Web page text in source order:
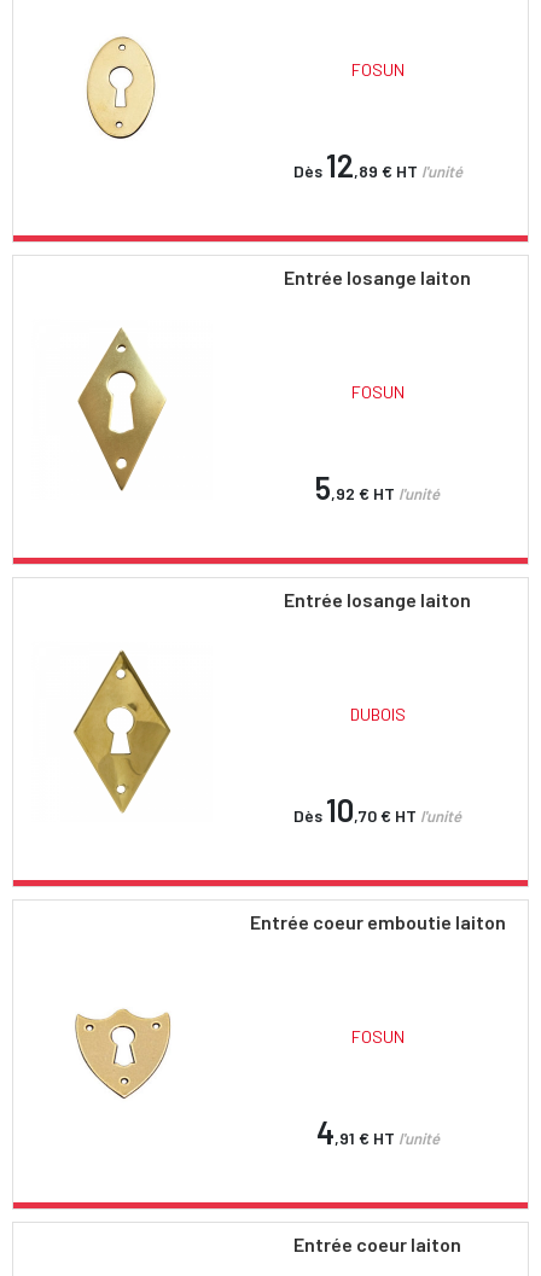
FOSUN
Dès 12,89 € HT l'unité
Entrée losange laiton
FOSUN
5,92 € HT l'unité
Entrée losange laiton
DUBOIS
Dès 10,70 € HT l'unité
Entrée coeur emboutie laiton
FOSUN
4,91 € HT l'unité
Entrée coeur laiton